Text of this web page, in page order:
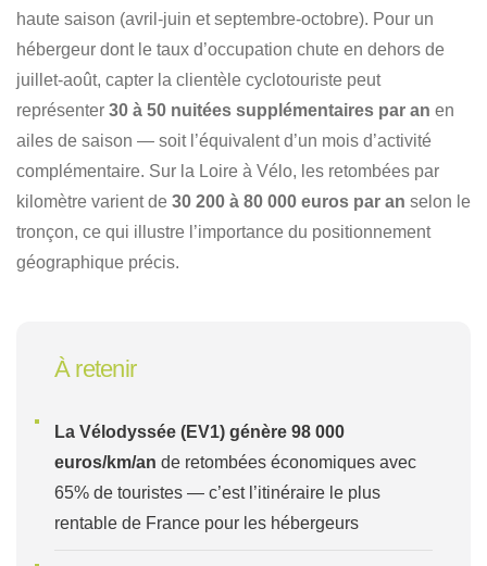
haute saison (avril-juin et septembre-octobre). Pour un
hébergeur dont le taux d’occupation chute en dehors de
juillet-août, capter la clientèle cyclotouriste peut
représenter 30 à 50 nuitées supplémentaires par an en
ailes de saison — soit l’équivalent d’un mois d’activité
complémentaire. Sur la Loire à Vélo, les retombées par
kilomètre varient de 30 200 à 80 000 euros par an selon le
tronçon, ce qui illustre l’importance du positionnement
géographique précis.
À retenir
La Vélodyssée (EV1) génère 98 000
euros/km/an de retombées économiques avec
65% de touristes — c’est l’itinéraire le plus
rentable de France pour les hébergeurs